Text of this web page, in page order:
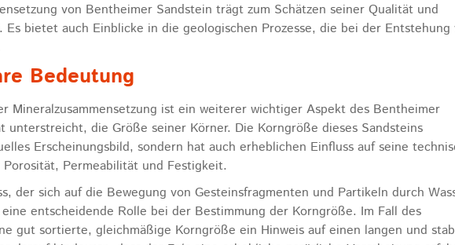
von Bentheimer Sandstein trägt zum Schätzen seiner Qualität und
bietet auch Einblicke in die geologischen Prozesse, die bei der Entstehung
Bedeutung
Mineralzusammensetzung ist ein weiterer wichtiger Aspekt des Bentheimer
unterstreicht, die Größe seiner Körner. Die Korngröße dieses Sandsteins
Erscheinungsbild, sondern hat auch erheblichen Einfluss auf seine
Permeabilität und Festigkeit.
der sich auf die Bewegung von Gesteinsfragmenten und Partikeln durch
entscheidende Rolle bei der Bestimmung der Korngröße. Im Fall des
gut sortierte, gleichmäßige Korngröße ein Hinweis auf einen langen und